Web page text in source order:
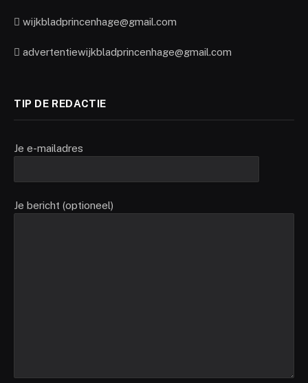
wijkbladprincenhage@gmail.com
advertentiewijkbladprincenhage@gmail.com
TIP DE REDACTIE
Je e-mailadres
Je bericht (optioneel)